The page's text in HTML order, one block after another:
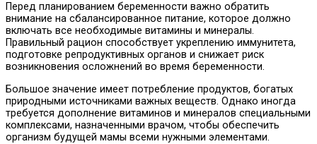
Перед планированием беременности важно обратить
внимание на сбалансированное питание, которое должно
включать все необходимые витамины и минералы.
Правильный рацион способствует укреплению иммунитета,
подготовке репродуктивных органов и снижает риск
возникновения осложнений во время беременности.
Большое значение имеет потребление продуктов, богатых
природными источниками важных веществ. Однако иногда
требуется дополнение витаминов и минералов специальными
комплексами, назначенными врачом, чтобы обеспечить
организм будущей мамы всеми нужными элементами.